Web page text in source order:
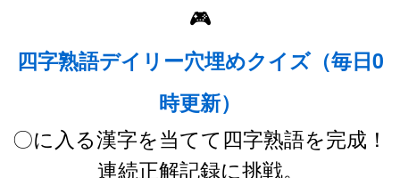
🎮
四字熟語デイリー穴埋めクイズ（毎日0
時更新）
〇に入る漢字を当てて四字熟語を完成！
連続正解記録に挑戦。